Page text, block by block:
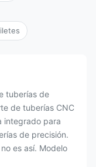
tuberías de
de tuberías CNC
integrado para
de precisión.
es así. Modelo